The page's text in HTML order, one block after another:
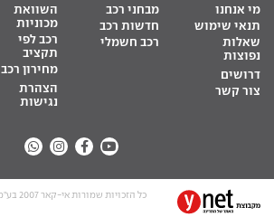
מי אנחנו
תנאי שימוש
שאלות
נפוצות
דרושים
צור קשר
מבחני רכב
חדשות רכב
רכב חשמלי
השוואת
מכוניות
רכב לפי
תקציב
מחירון רכב
הצהרת
נגישות
כל הזכויות שמורות אי-קאר 2007 בע”מ